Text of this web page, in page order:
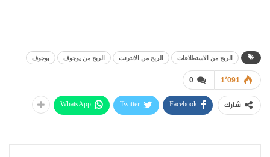
الربح من الاستطلاعات الربح من الانترنت الربح من يوجوف يوجوف
0 1٬091
شارك Facebook
Twitter
WhatsApp